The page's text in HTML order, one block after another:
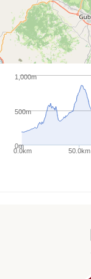
0.0km 50.0km
0m
500m
1,000m